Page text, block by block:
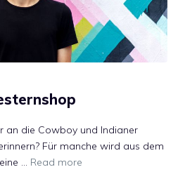
an die Cowboy und Indianer
Für manche wird aus dem
… Read more